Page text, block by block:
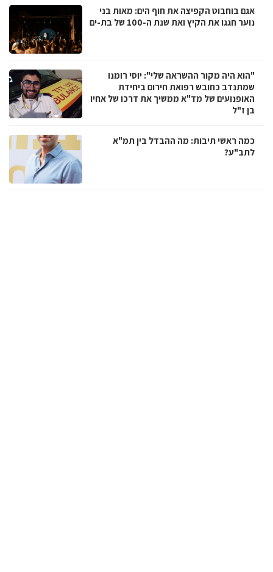
אגם בוחבוט הקפיצה את חוף הים: מאות בני
נוער חגגו את הקיץ ואת שנת ה-100 של בת-ים
"הוא היה מקור ההשראה שלי": יוסי רומנו
שמתנדב כחובש רפואת חירום ביחידת
האופנועים של מד"א ממשיך את דרכו של אחיו
בן ז"ל
כמה ראשי תיבות: מה ההבדל בין תמ"א
לתב"ע?